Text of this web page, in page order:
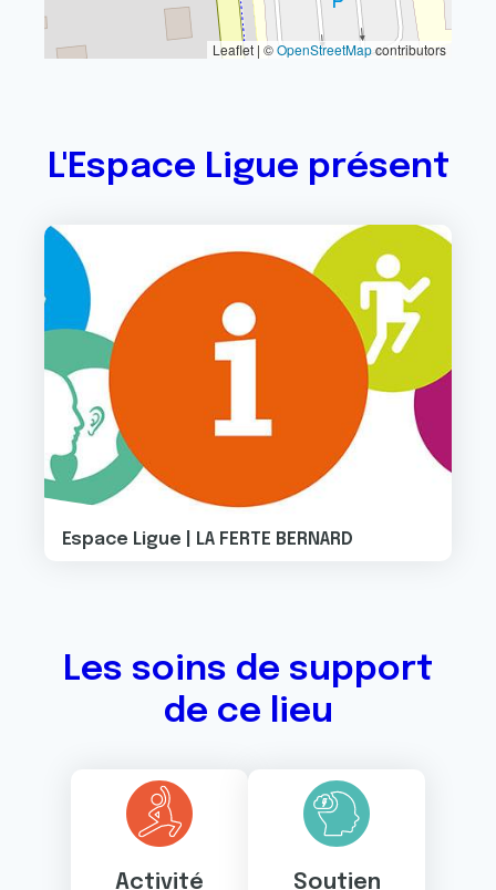
Leaflet | ©OpenStreetMapcontributors
L'Espace Ligue présent
Image
Espace Ligue | LA FERTE BERNARD
Les soins de support
de ce lieu
Activité
Soutien